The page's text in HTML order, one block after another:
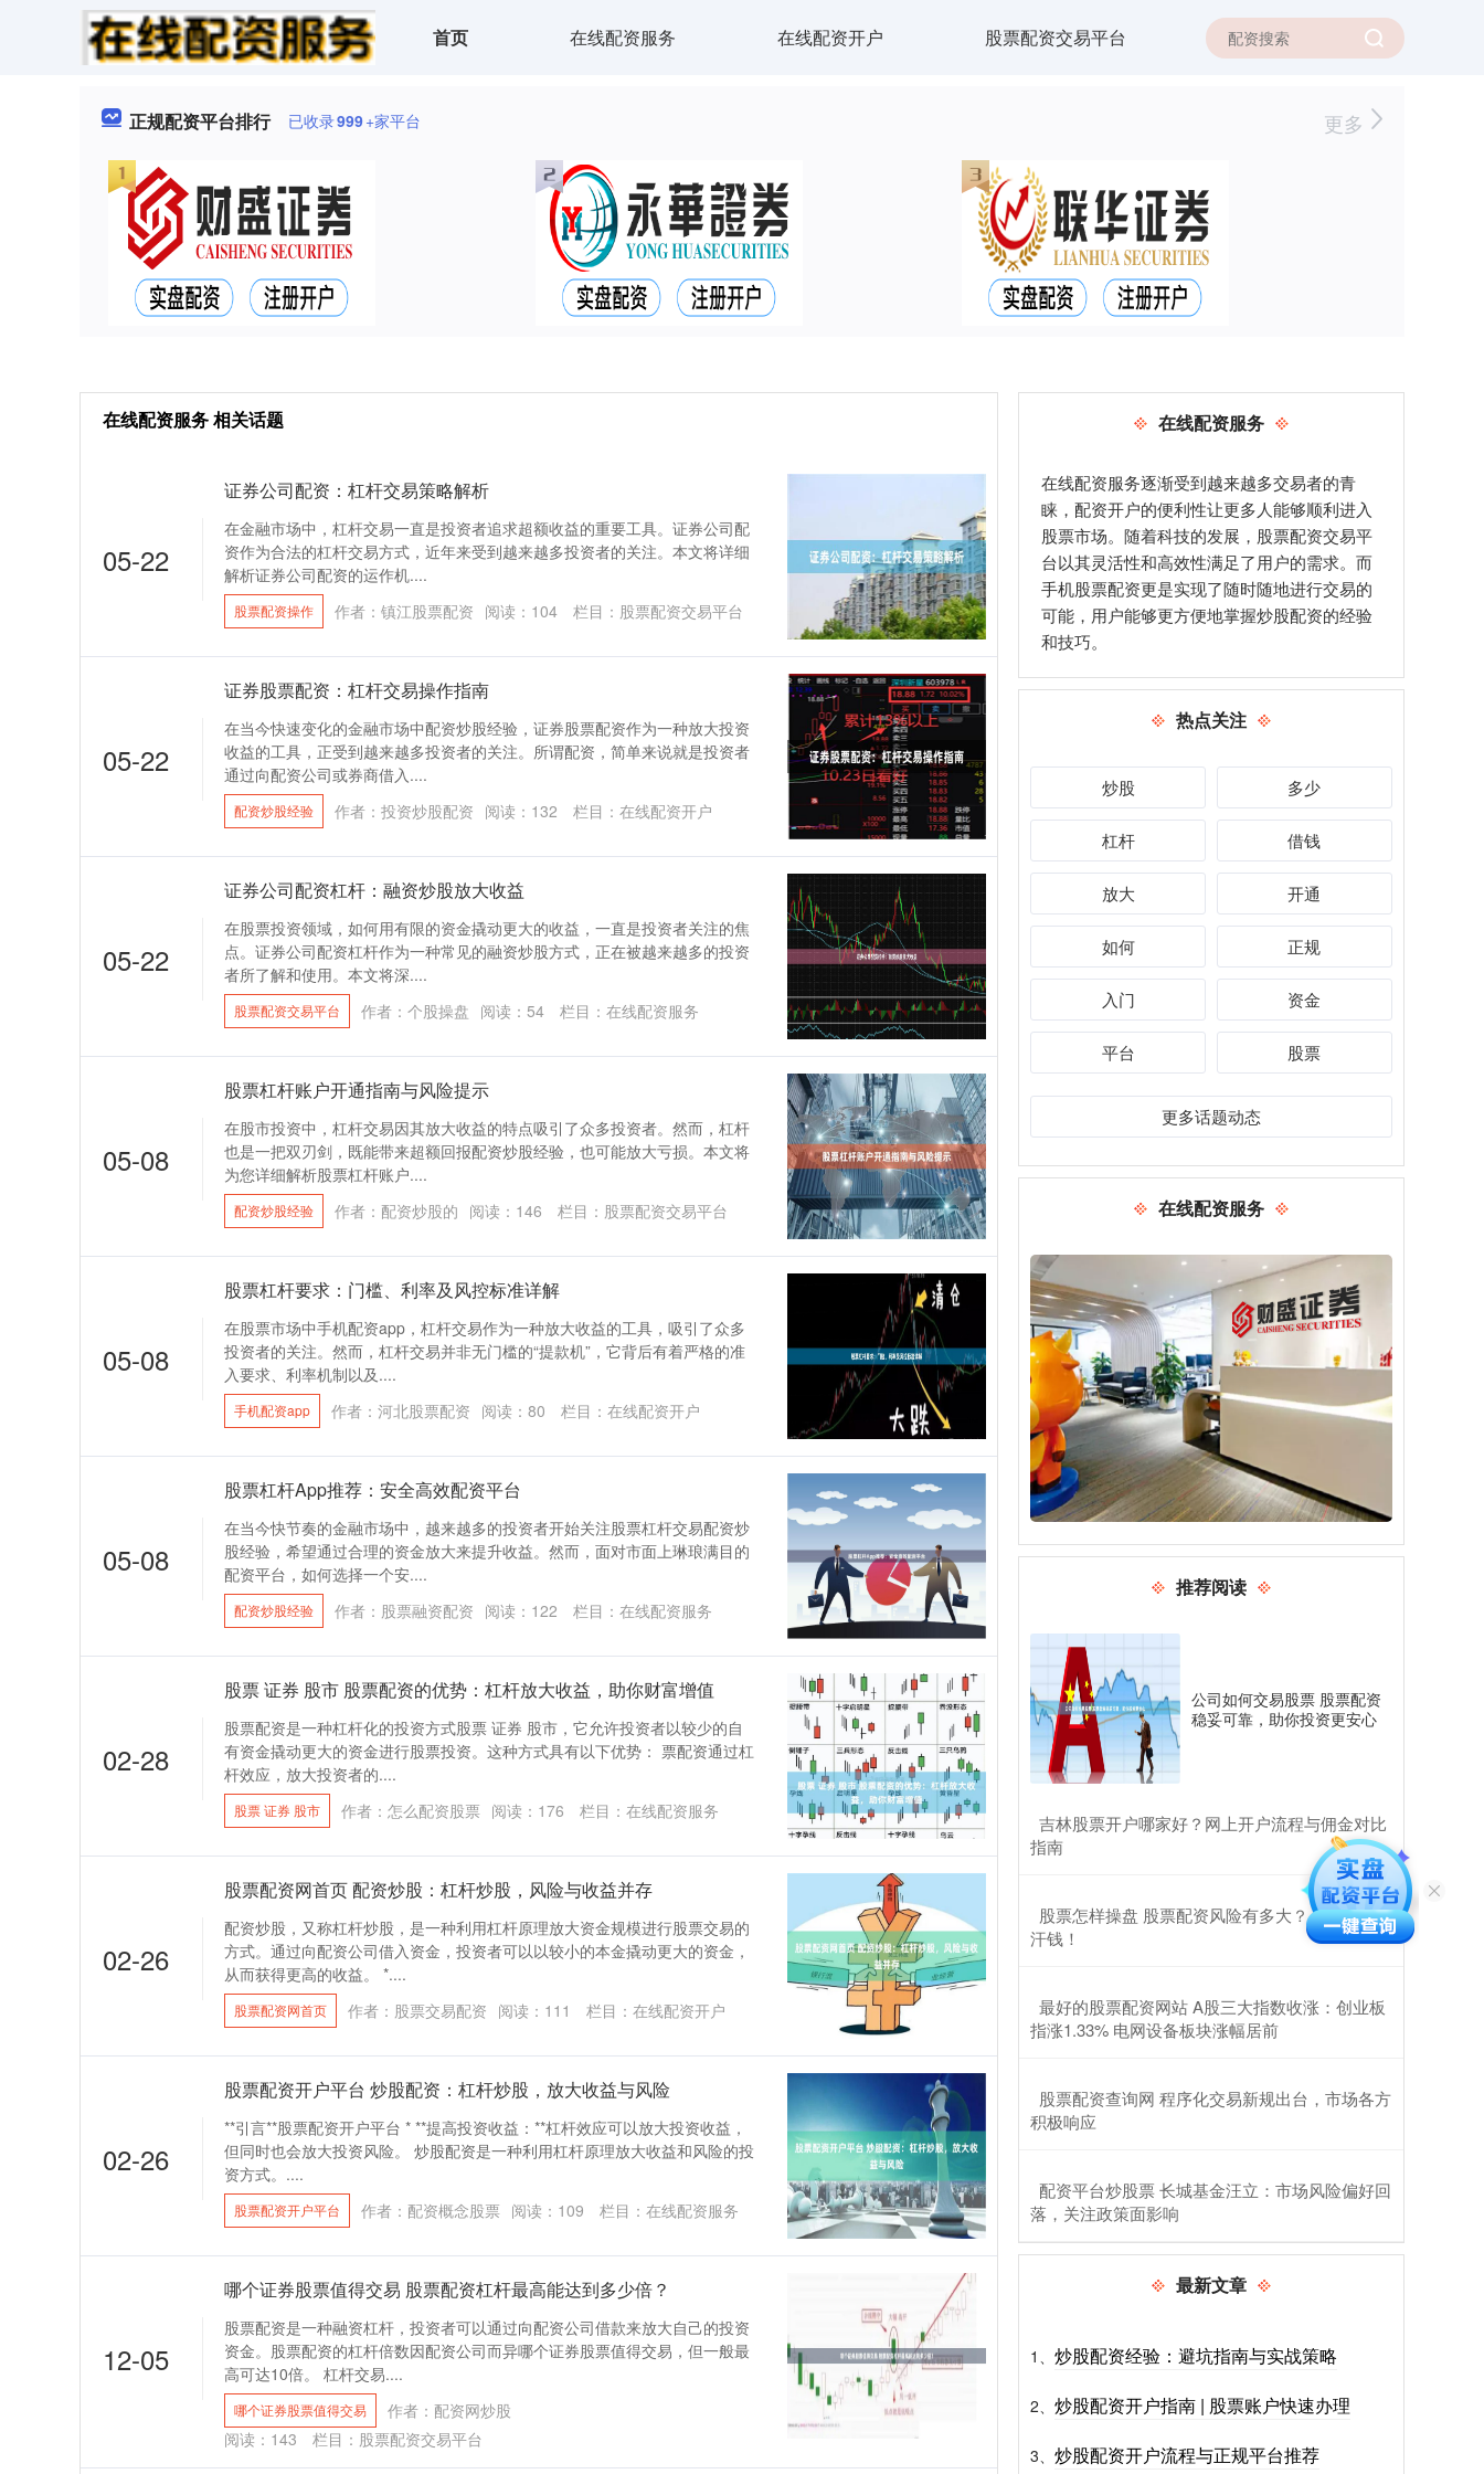
首页 在线配资服务 在线配资开户 股票配资交易平台
正规配资平台排行 已收录999+家平台 更多
在线配资服务 相关话题
05-22
证券公司配资：杠杆交易策略解析
在金融市场中，杠杆交易一直是投资者追求超额收益的重要工具。证券公司配
资作为合法的杠杆交易方式，近年来受到越来越多投资者的关注。本文将详细
解析证券公司配资的运作机....
股票配资操作 作者：镇江股票配资 阅读： 104 栏目： 股票配资交易平台
05-22
证券股票配资：杠杆交易操作指南
在当今快速变化的金融市场中配资炒股经验，证券股票配资作为一种放大投资
收益的工具，正受到越来越多投资者的关注。所谓配资，简单来说就是投资者
通过向配资公司或券商借入....
配资炒股经验 作者：投资炒股配资 阅读： 132 栏目： 在线配资开户
05-22
证券公司配资杠杆：融资炒股放大收益
在股票投资领域，如何用有限的资金撬动更大的收益，一直是投资者关注的焦
点。证券公司配资杠杆作为一种常见的融资炒股方式，正在被越来越多的投资
者所了解和使用。本文将深....
股票配资交易平台 作者：个股操盘 阅读： 54 栏目： 在线配资服务
05-08
股票杠杆账户开通指南与风险提示
在股市投资中，杠杆交易因其放大收益的特点吸引了众多投资者。然而，杠杆
也是一把双刃剑，既能带来超额回报配资炒股经验，也可能放大亏损。本文将
为您详细解析股票杠杆账户....
配资炒股经验 作者：配资炒股的 阅读： 146 栏目： 股票配资交易平台
05-08
股票杠杆要求：门槛、利率及风控标准详解
在股票市场中手机配资app，杠杆交易作为一种放大收益的工具，吸引了众多
投资者的关注。然而，杠杆交易并非无门槛的“提款机”，它背后有着严格的准
入要求、利率机制以及....
手机配资app 作者：河北股票配资 阅读： 80 栏目： 在线配资开户
05-08
股票杠杆App推荐：安全高效配资平台
在当今快节奏的金融市场中，越来越多的投资者开始关注股票杠杆交易配资炒
股经验，希望通过合理的资金放大来提升收益。然而，面对市面上琳琅满目的
配资平台，如何选择一个安....
配资炒股经验 作者：股票融资配资 阅读： 122 栏目： 在线配资服务
02-28
股票 证券 股市 股票配资的优势：杠杆放大收益，助你财富增值
股票配资是一种杠杆化的投资方式股票 证券 股市，它允许投资者以较少的自
有资金撬动更大的资金进行股票投资。这种方式具有以下优势： 票配资通过杠
杆效应，放大投资者的....
股票 证券 股市 作者：怎么配资股票 阅读： 176 栏目： 在线配资服务
02-26
股票配资网首页 配资炒股：杠杆炒股，风险与收益并存
配资炒股，又称杠杆炒股，是一种利用杠杆原理放大资金规模进行股票交易的
方式。通过向配资公司借入资金，投资者可以以较小的本金撬动更大的资金，
从而获得更高的收益。 *....
股票配资网首页 作者：股票交易配资 阅读： 111 栏目： 在线配资开户
02-26
股票配资开户平台 炒股配资：杠杆炒股，放大收益与风险
**引言**股票配资开户平台 * **提高投资收益：**杠杆效应可以放大投资收益，
但同时也会放大投资风险。 炒股配资是一种利用杠杆原理放大收益和风险的投
资方式。....
股票配资开户平台 作者：配资概念股票 阅读： 109 栏目： 在线配资服务
12-05
哪个证券股票值得交易 股票配资杠杆最高能达到多少倍？
股票配资是一种融资杠杆，投资者可以通过向配资公司借款来放大自己的投资
资金。股票配资的杠杆倍数因配资公司而异哪个证券股票值得交易，但一般最
高可达10倍。 杠杆交易....
哪个证券股票值得交易
作者：配资网炒股
阅读： 143 栏目： 股票配资交易平台
在线配资服务
在线配资服务逐渐受到越来越多交易者的青
睐，配资开户的便利性让更多人能够顺利进入
股票市场。随着科技的发展，股票配资交易平
台以其灵活性和高效性满足了用户的需求。而
手机股票配资更是实现了随时随地进行交易的
可能，用户能够更方便地掌握炒股配资的经验
和技巧。
热点关注
炒股 多少
杠杆 借钱
放大 开通
如何 正规
入门 资金
平台 股票
更多话题动态
在线配资服务
推荐阅读
公司如何交易股票 股票配资
稳妥可靠，助你投资更安心
​吉林股票开户哪家好？网上开户流程与佣金对比
指南
​股票怎样操盘 股票配资风险有多大？小心你的血
汗钱！
​最好的股票配资网站 A股三大指数收涨：创业板
指涨1.33% 电网设备板块涨幅居前
​股票配资查询网 程序化交易新规出台，市场各方
积极响应
​配资平台炒股票 长城基金汪立：市场风险偏好回
落，关注政策面影响
最新文章
1、 炒股配资经验：避坑指南与实战策略
2、 炒股配资开户指南 | 股票账户快速办理
3、 炒股配资开户流程与正规平台推荐